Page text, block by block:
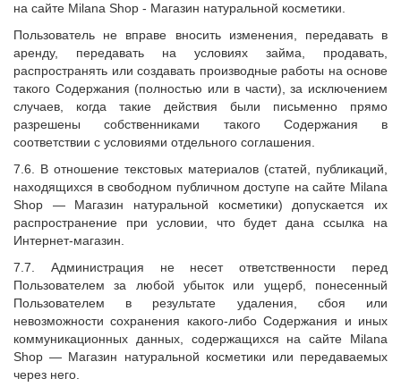
на сайте Milana Shop - Магазин натуральной косметики.
Пользователь не вправе вносить изменения, передавать в
аренду, передавать на условиях займа, продавать,
распространять или создавать производные работы на основе
такого Содержания (полностью или в части), за исключением
случаев, когда такие действия были письменно прямо
разрешены собственниками такого Содержания в
соответствии с условиями отдельного соглашения.
7.6. В отношение текстовых материалов (статей, публикаций,
находящихся в свободном публичном доступе на сайте Milana
Shop — Магазин натуральной косметики) допускается их
распространение при условии, что будет дана ссылка на
Интернет-магазин.
7.7. Администрация не несет ответственности перед
Пользователем за любой убыток или ущерб, понесенный
Пользователем в результате удаления, сбоя или
невозможности сохранения какого-либо Содержания и иных
коммуникационных данных, содержащихся на сайте Milana
Shop — Магазин натуральной косметики или передаваемых
через него.